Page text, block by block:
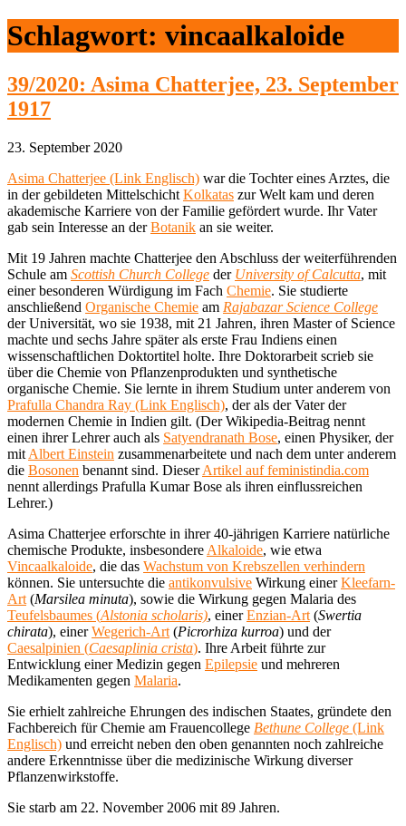
Schlagwort: vincaalkaloide
39/2020: Asima Chatterjee, 23. September
1917
23. September 2020
Asima Chatterjee (Link Englisch) war die Tochter eines Arztes, die
in der gebildeten Mittelschicht Kolkatas zur Welt kam und deren
akademische Karriere von der Familie gefördert wurde. Ihr Vater
gab sein Interesse an derBotanik an sie weiter.
Mit 19 Jahren machte Chatterjee den Abschluss der weiterführenden
Schule am Scottish Church College der University of Calcutta, mit
einer besonderen Würdigung im Fach Chemie. Sie studierte
anschließend Organische Chemie am Rajabazar Science College
der Universität, wo sie 1938, mit 21 Jahren, ihren Master of Science
machte und sechs Jahre später als erste Frau Indiens einen
wissenschaftlichen Doktortitel holte. Ihre Doktorarbeit scrieb sie
über die Chemie von Pflanzenprodukten und synthetische
organische Chemie. Sie lernte in ihrem Studium unter anderem von
Prafulla Chandra Ray (Link Englisch), der als der Vater der
modernen Chemie in Indien gilt. (Der Wikipedia-Beitrag nennt
einen ihrer Lehrer auch als Satyendranath Bose, einen Physiker, der
mit Albert Einstein zusammenarbeitete und nach dem unter anderem
die Bosonen benannt sind. DieserArtikel auf feministindia.com
nennt allerdings Prafulla Kumar Bose als ihren einflussreichen
Lehrer.)
Asima Chatterjee erforschte in ihrer 40-jährigen Karriere natürliche
chemische Produkte, insbesondere Alkaloide, wie etwa
Vincaalkaloide, die das Wachstum von Krebszellen verhindern
können. Sie untersuchte die antikonvulsive Wirkung einerKleefarn-
Art (Marsilea minuta), sowie die Wirkung gegen Malaria des
Teufelsbaumes (Alstonia scholaris), einerEnzian-Art (Swertia
chirata), einerWegerich-Art (Picrorhiza kurroa) und der
Caesalpinien (Caesaplinia crista). Ihre Arbeit führte zur
Entwicklung einer Medizin gegen Epilepsie und mehreren
Medikamenten gegen Malaria.
Sie erhielt zahlreiche Ehrungen des indischen Staates, gründete den
Fachbereich für Chemie am Frauencollege Bethune College (Link
Englisch) und erreicht neben den oben genannten noch zahlreiche
andere Erkenntnisse über die medizinische Wirkung diverser
Pflanzenwirkstoffe.
Sie starb am 22. November 2006 mit 89 Jahren.